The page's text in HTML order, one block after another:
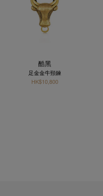
酷黑
足金金牛頸鍊
HK$10,800